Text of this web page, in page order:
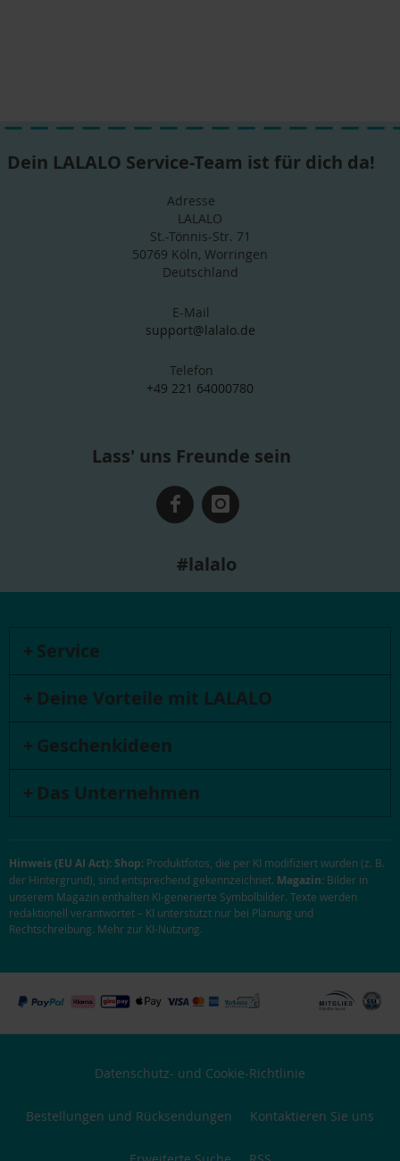
Dein LALALO Service-Team ist für dich da!
Adresse
LALALO
St.-Tönnis-Str. 71
50769 Köln, Worringen
Deutschland
E-Mail
support@lalalo.de
Telefon
+49 221 64000780
Lass' uns Freunde sein
#lalalo
Service
Deine Vorteile mit LALALO
Geschenkideen
Das Unternehmen
Hinweis (EU AI Act):Shop: Produktfotos, die per KI modifiziert wurden (z. B.
der Hintergrund), sind entsprechend gekennzeichnet. Magazin: Bilder in
unserem Magazin enthalten KI-generierte Symbolbilder. Texte werden
redaktionell verantwortet – KI unterstützt nur bei Planung und
Rechtschreibung. Mehr zur KI-Nutzung.
Datenschutz- und Cookie-Richtlinie
Bestellungen und Rücksendungen Kontaktieren Sie uns